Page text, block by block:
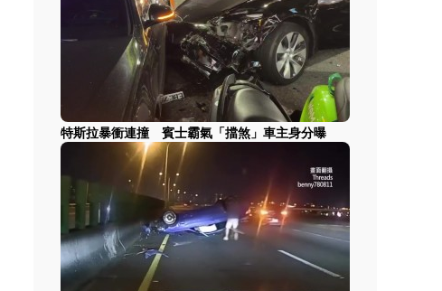
特斯拉暴衝連撞 賓士霸氣「擋煞」車主身分曝